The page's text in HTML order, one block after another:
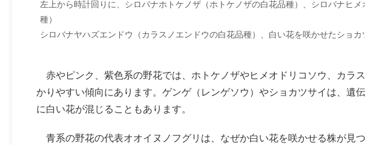
左上から時計回りに、シロバナホトケノザ（ホトケノザの白花品種）、シロバナヒ
種）
シロバナヤハズエンドウ（カラスノエンドウの白花品種）、白い花を咲かせたショカ
赤やピンク、紫色系の野花では、ホトケノザやヒメオドリコソウ、カラ
かりやすい傾向にあります。ゲンゲ（レンゲソウ）やショカツサイは、遺
に白い花が混じることもあります。
青系の野花の代表オオイヌノフグリは、なぜか白い花を咲かせる株が見